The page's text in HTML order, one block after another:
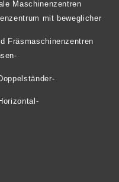
Maschinenzentren
mit beweglicher
Fräsmaschinenzentren